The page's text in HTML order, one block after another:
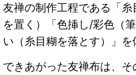
友禅の制作工程である「
を置く）「色挿し/彩色（
い（糸目糊を落とす）」を
できあがった友禅布は、そ